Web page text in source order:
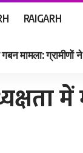
RAIGARH
मामला: ग्रामीणों ने
में